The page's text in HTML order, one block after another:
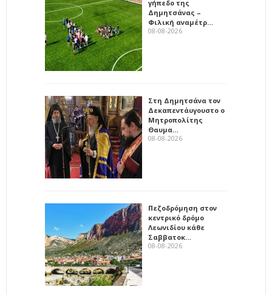
γήπεδο της
Δημητσάνας –
Φιλική αναμέτρ…
08-08-2026
Στη Δημητσάνα τον
Δεκαπεντάυγουστο ο
Μητροπολίτης
Θαυμα…
08-08-2026
Πεζοδρόμηση στον
κεντρικό δρόμο
Λεωνιδίου κάθε
Σαββατοκ…
08-08-2026